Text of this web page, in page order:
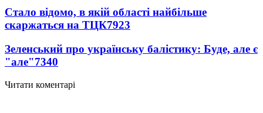
Стало відомо, в якій області найбільше
скаржаться на ТЦК7923
Зеленський про українську балістику: Буде, але є
"але"7340
Читати коментарі